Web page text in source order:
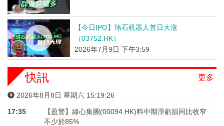
【今日IPO】珞石机器人首日大涨
（03752.HK）
2026年7月9日 下午3:59
更多
快訊
2026年8月8日 星期六 15:19:26
17:35
【盈警】綠心集團(00094.HK)料中期淨虧損同比收窄
不少於85%